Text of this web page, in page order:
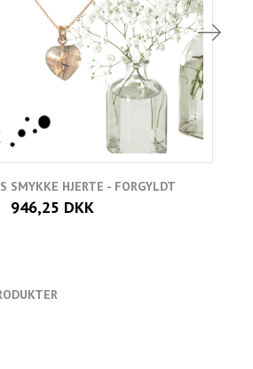
SMYKKE HJERTE - FORGYLDT
946,25 DKK